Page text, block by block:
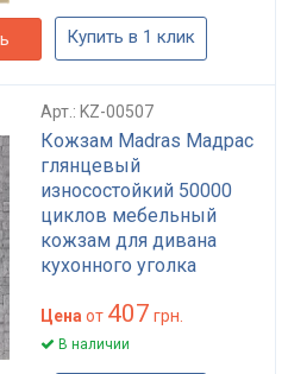
Купить в 1 клик
Арт.: KZ-00507
Кожзам Madras Мадрас
глянцевый
износостойкий 50000
циклов мебельный
кожзам для дивана
кухонного уголка
бежевый плотность 460
г/м²
Цена от 407 грн.
В наличии